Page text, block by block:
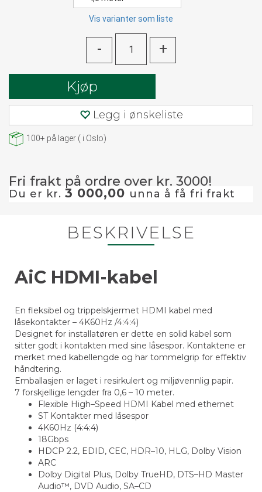
Vis varianter som liste
- +
Kjøp
Legg i ønskeliste
100+ på lager ( i Oslo)
Fri frakt på ordre over kr. 3000!
Du er kr. 3 000,00 unna å få fri frakt
BESKRIVELSE
AiC HDMI-kabel
En fleksibel og trippelskjermet HDMI kabel med
låsekontakter – 4K60Hz /4:4:4)
Designet for installatøren er dette en solid kabel som
sitter godt i kontakten med sine låsespor. Kontaktene er
merket med kabellengde og har tommelgrip for effektiv
håndtering.
Emballasjen er laget i resirkulert og miljøvennlig papir.
7 forskjellige lengder fra 0,6 – 10 meter.
Flexible High–Speed HDMI Kabel med ethernet
ST Kontakter med låsespor
4K60Hz (4:4:4)
18Gbps
HDCP 2.2, EDID, CEC, HDR–10, HLG, Dolby Vision
ARC
Dolby Digital Plus, Dolby TrueHD, DTS–HD Master
Audio™, DVD Audio, SA–CD